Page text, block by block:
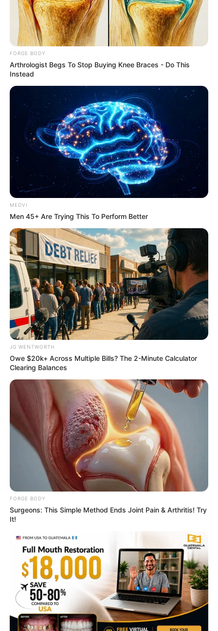
ABOUT THE AUTHOR
เจ้าหมอดู
เนื้อหาที่ได้รับการโปรโมต
Culkin Cracks Up The Web With His Own Version
Of ‘Home Alone’
BRAINBERRIES
The Rarest And Most Valuable Card In The Whole
BRAINBERRIES
How They Made Little Simba Look So Lifelike in
'The Lion King'
FORGE BODY
Arthrologist Begs To Stop Buying Knee Braces - Do This
Instead
MEDVI
Men 45+ Are Trying This To Perform Better
JG WENTWORTH
Owe $20k+ Across Multiple Bills? The 2-Minute Calculator
Clearing Balances
FORGE BODY
Surgeons: This Simple Method Ends Joint Pain & Arthritis! Try
It!